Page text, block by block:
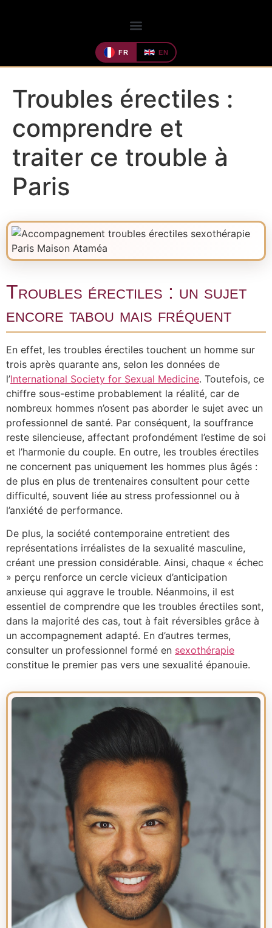
FR EN
Troubles érectiles :
comprendre et
traiter ce trouble à
Paris
Troubles érectiles : un sujet
encore tabou mais fréquent
En effet, les troubles érectiles touchent un homme sur
trois après quarante ans, selon les données de
l’International Society for Sexual Medicine. Toutefois, ce
chiffre sous-estime probablement la réalité, car de
nombreux hommes n’osent pas aborder le sujet avec un
professionnel de santé. Par conséquent, la souffrance
reste silencieuse, affectant profondément l’estime de soi
et l’harmonie du couple. En outre, les troubles érectiles
ne concernent pas uniquement les hommes plus âgés :
de plus en plus de trentenaires consultent pour cette
difficulté, souvent liée au stress professionnel ou à
l’anxiété de performance.
De plus, la société contemporaine entretient des
représentations irréalistes de la sexualité masculine,
créant une pression considérable. Ainsi, chaque « échec
» perçu renforce un cercle vicieux d’anticipation
anxieuse qui aggrave le trouble. Néanmoins, il est
essentiel de comprendre que les troubles érectiles sont,
dans la majorité des cas, tout à fait réversibles grâce à
un accompagnement adapté. En d’autres termes,
consulter un professionnel formé en sexothérapie
constitue le premier pas vers une sexualité épanouie.